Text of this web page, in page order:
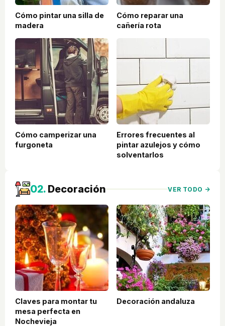
Cómo pintar una silla de
madera
Cómo reparar una
cañería rota
Cómo camperizar una
furgoneta
Errores frecuentes al
pintar azulejos y cómo
solventarlos
02. Decoración VER TODO →
Claves para montar tu
mesa perfecta en
Nochevieja
Decoración andaluza